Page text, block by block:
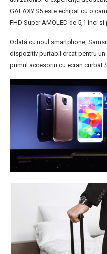
GALAXY S5 este echipat cu o
FHD Super AMOLED de 5,1 inci
Odată cu noul smartphone,
dispozitiv purtabil creat pentru un
primul accesoriu cu ecran curbat